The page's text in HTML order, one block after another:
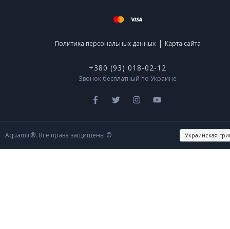
Политика персональных данных | Карта сайта
+380 (93) 018-02-12
Звонок бесплатный по Украине
Aquamir®. Все права защищены ©